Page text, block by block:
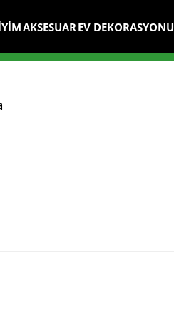
AKSESUAR EV DEKORASYONU